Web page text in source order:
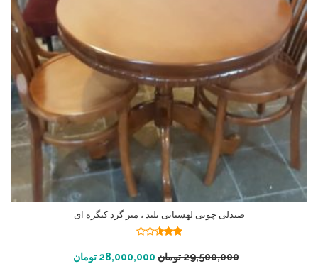
صندلی چوبی لهستانی بلند ، میز گرد کنگره ای
از 5 29,500,000تومان 28,000,000 تومان افزودن به سبد خرید